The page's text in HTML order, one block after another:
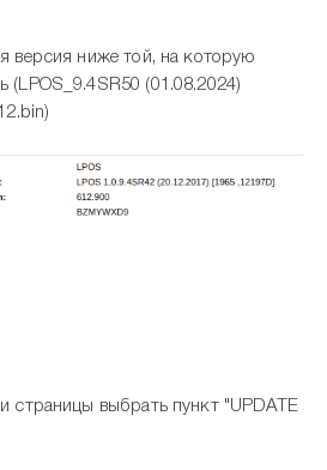
версия ниже той, на которую
(LPOS_9.4SR50 (01.08.2024)
страницы выбрать пункт "UPDATE